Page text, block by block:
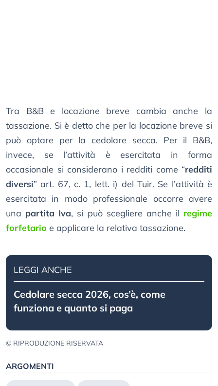
Tra B&B e locazione breve cambia anche la
tassazione. Si è detto che per la locazione breve si
può optare per la cedolare secca. Per il B&B,
invece, se l’attività è esercitata in forma
occasionale si considerano i redditi come “redditi
diversi” art. 67, c. 1, lett. i) del Tuir. Se l’attività è
esercitata in modo professionale occorre avere
una partita Iva, si può scegliere anche il regime
forfetario e applicare la relativa tassazione.
LEGGI ANCHE
Cedolare secca 2026, cos’è, come
funziona e quanto si paga
© RIPRODUZIONE RISERVATA
ARGOMENTI